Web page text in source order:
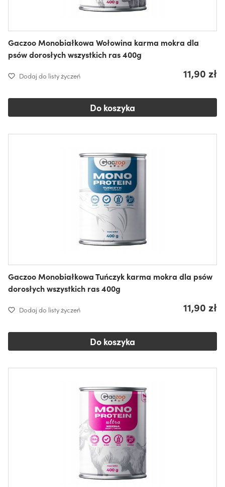
Gaczoo Monobiałkowa Wołowina karma mokra dla
psów dorosłych wszystkich ras 400g
Dodaj do listy życzeń 11,90 zł
Do koszyka
Gaczoo Monobiałkowa Tuńczyk karma mokra dla psów
dorosłych wszystkich ras 400g
Dodaj do listy życzeń 11,90 zł
Do koszyka